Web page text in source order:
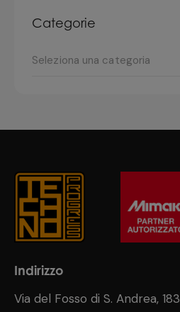
Categorie
Indirizzo
Via del Fosso di S. Andrea, 183